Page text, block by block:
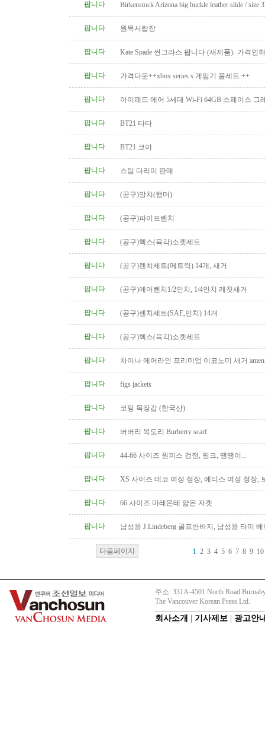
팝니다 Birkenstock Arizona big buckle leather slide / size
팝니다 원목서랍장
팝니다 Kate Spade 썬그라스 팝니다 (새제품)- 가격인하
팝니다 가격다운++xbox series s 게임기 풀세트 ++
팝니다
아이패드 에어 5세대 Wi-Fi 64GB 스페이스 그
팝니다
BT21 타타
팝니다 BT21 코야
팝니다 스팀 다리미 판매
팝니다 (공구)망치(햄머)
팝니다 (공구)파이프렌치
팝니다 (공구)헥스(육각)소켓세트
팝니다 (공구)렌치세트(메트릭) 14개, 새거
팝니다 (공구)에어렌치1/2인치, 1/4인치 레칫새거
팝니다 (공구)렌치세트(SAE,인치) 14개
팝니다 (공구)헥스(육각)소켓세트
팝니다 차이나 에어라인 프리미엄 이코노미 새거
팝니다 figs jackets
팝니다 코팅 목장갑 (한국산)
팝니다 버버리 목도리 Burberry scarf
팝니다 44-66 사이즈 원피스 검정, 핑크, 땡땡이...
팝니다
XS 사이즈 데코 여성 정장, 예티스 여성 정장,
팝니다
66 사이즈 마레몬테 얇은 자켓
팝니다
남성용 J.Lindeberg 골프반바지, 남성용 타미
다음페이지 1 2 3 4 5 6 7 8 9 10
주소: 331A-4501 North Road
The Vancouver Korean Press Ltd.
회사소개 기사제보 광고안